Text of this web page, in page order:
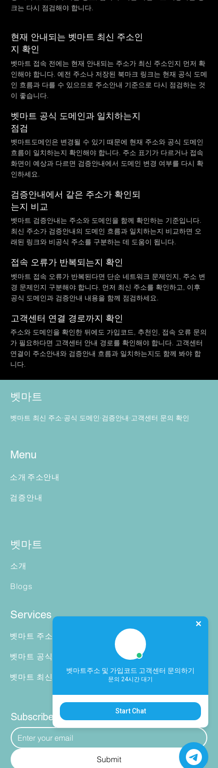
크는 다시 점검해야 합니다.
현재 안내되는 벳마트 최신 주소인
지 확인
벳마트 접속 전에는 현재 안내되는 주소가 최신 주소인지 먼저 확
인해야 합니다. 예전 주소나 저장된 북마크 링크는 현재 공식 도메
인 흐름과 다를 수 있으므로 주소안내 기준으로 다시 점검하는 것
이 좋습니다.
벳마트 공식 도메인과 일치하는지
점검
벳마트도메인은 변경될 수 있기 때문에 현재 주소와 공식 도메인
흐름이 일치하는지 확인해야 합니다. 주소 표기가 다르거나 접속
화면이 예상과 다르면 검증안내에서 도메인 변경 여부를 다시 확
인하세요.
검증안내에서 같은 주소가 확인되
는지 비교
벳마트 검증안내는 주소와 도메인을 함께 확인하는 기준입니다.
최신 주소가 검증안내의 도메인 흐름과 일치하는지 비교하면 오
래된 링크와 비공식 주소를 구분하는 데 도움이 됩니다.
접속 오류가 반복되는지 확인
벳마트 접속 오류가 반복된다면 단순 네트워크 문제인지, 주소 변
경 문제인지 구분해야 합니다. 먼저 최신 주소를 확인하고, 이후
공식 도메인과 검증안내 내용을 함께 점검하세요.
고객센터 연결 경로까지 확인
주소와 도메인을 확인한 뒤에도 가입코드, 추천인, 접속 오류 문의
가 필요하다면 고객센터 안내 경로를 확인해야 합니다. 고객센터
연결이 주소안내와 검증안내 흐름과 일치하는지도 함께 봐야 합
니다.
벳마트
벳마트 최신 주소·공식 도메인·검증안내·고객센터 문의 확인
Menu
소개 주소안내
검증안내
벳마트
소개
Blogs
Services
벳마트 주소안내 고객센터 확인 방법
벳마트 공식 주소·가짜 링크 검증 기준
벳마트 최신 주소 확인 방법
Subscribe to our Newsletter
Submit
벳마트주소 및 가입코드 고객센터 문의하기
문의 24시간 대기
Start Chat